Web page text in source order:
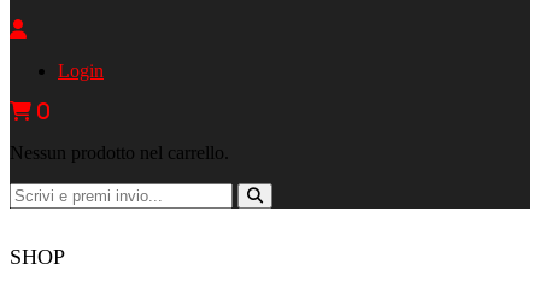
Login
0
Nessun prodotto nel carrello.
SHOP